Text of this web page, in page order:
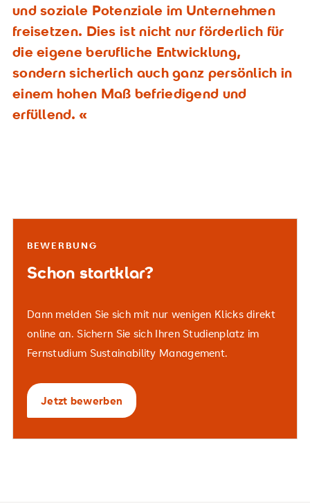
und soziale Potenziale im Unternehmen
freisetzen. Dies ist nicht nur förderlich für
die eigene berufliche Entwicklung,
sondern sicherlich auch ganz persönlich in
einem hohen Maß befriedigend und
erfüllend.
BEWERBUNG
Schon startklar?
Dann melden Sie sich mit nur wenigen Klicks direkt
online an. Sichern Sie sich Ihren Studienplatz im
Fernstudium Sustainability Management.
Jetzt bewerben